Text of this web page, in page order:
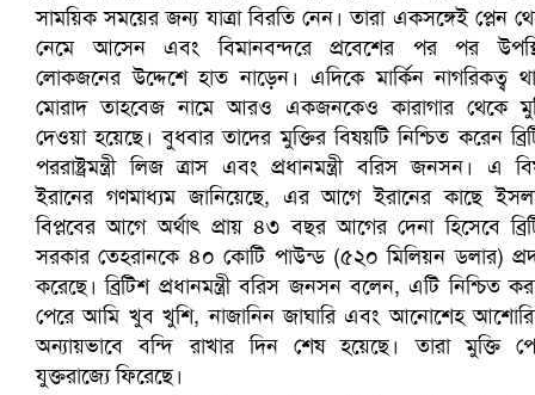
প্রোটিয়াদের হারিয়ে বিশ্বকাপের শিরোপা ঘরে তুলল ভারত
সৌদিতে ব্যাপক ধরপাকড়, এক সপ্তাহেই ২১ হাজারের বেশি